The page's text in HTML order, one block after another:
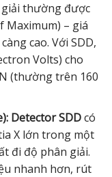
thường được
Maximum) – giá
cao. Với SDD,
Volts) cho
(thường trên 160
Detector SDDcó
X lớn trong một
đi độ phân giải.
nhanh hơn, rút